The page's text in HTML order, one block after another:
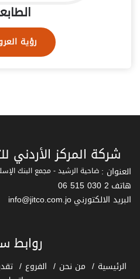
رؤية
شركة المركز الأردني
العنوان : ضاحية الرشيد - مجمع البنك
هاتف 06 515 030 2
البريد الالكتورنيinfo@jitco.com.jo
روابط
الرئيسية من نحن الفروع